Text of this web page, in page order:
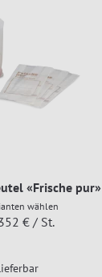
«Frische pur»
wählen
€ / St.